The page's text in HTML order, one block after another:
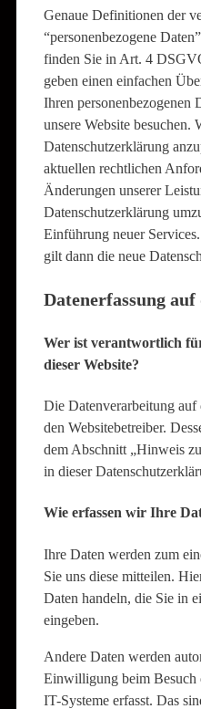
Genaue Definitionen der
“personenbezogene
finden Sie in Art. 4
geben einen einfachen
Ihren personenbezogenen
unsere Website besuchen.
Datenschutzerklärung
aktuellen rechtlichen
Änderungen unserer
Datenschutzerklärung
Einführung neuer
gilt dann die neue
Datenerfassung
Wer ist verantwortlich
dieser Website?
Die Datenverarbeitung auf
den Websitebetreiber.
dem Abschnitt „Hinweis
in dieser
Wie erfassen wir Ihre
Ihre Daten werden zum
Sie uns diese mitteilen.
Daten handeln, die Sie in
eingeben.
Andere Daten werden
Einwilligung beim Besuch
IT-Systeme erfasst. Das